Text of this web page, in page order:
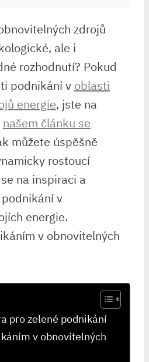
zdrojů
ale i
rozhodnutí? Pokud
podnikání v oblasti
energie, jste na
našem článku se
můžete úspěšně
rostoucí
na inspiraci a
v
energie.
pro zelené podnikání
v obnovitelných